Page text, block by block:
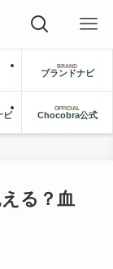
BRAND
ブランドナビ
ビ
OFFICIAL
Chocobra公式
る？血